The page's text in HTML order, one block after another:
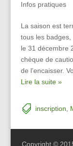
Infos pratiques
La saison est
tous les
le 31 décembre
chèque de
de l’encaisser.
Lire la suite »
inscription
Copyright ©